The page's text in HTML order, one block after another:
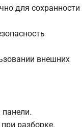
для сохранности
внешних
панели.
разборке.